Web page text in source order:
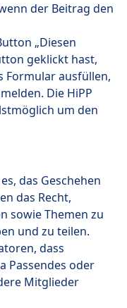
der Beitrag den
„Diesen
geklickt hast,
Formular ausfüllen,
Die HiPP
um den
das Geschehen
das Recht,
sowie Themen zu
und zu teilen.
dass
Passendes oder
Mitglieder